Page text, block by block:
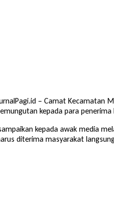
– Camat Kecamatan
kepada para
kepada awak media
diterima masyarakat